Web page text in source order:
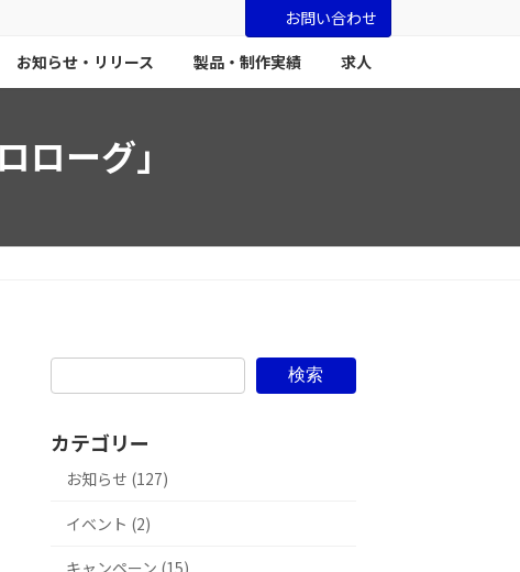
お問い合わせ
お知らせ・リリース 製品・制作実績 求人
ローグ」
検索
カテゴリー
お知らせ (127)
イベント (2)